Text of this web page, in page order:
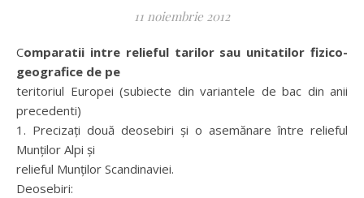
11 noiembrie 2012
Comparatii intre relieful tarilor sau unitatilor fizico-
geografice de pe
teritoriul Europei (subiecte din variantele de bac din anii
precedenti)
1. Precizaţi două deosebiri şi o asemănare între relieful
Munţilor Alpi şi
relieful Munţilor Scandinaviei.
Deosebiri: